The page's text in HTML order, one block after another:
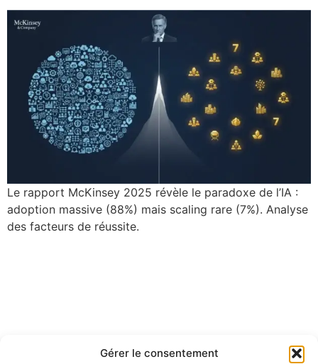
Gérer le consentement
Le rapport McKinsey 2025 révèle le paradoxe de l’IA :
adoption massive (88%) mais scaling rare (7%). Analyse
des facteurs de réussite.